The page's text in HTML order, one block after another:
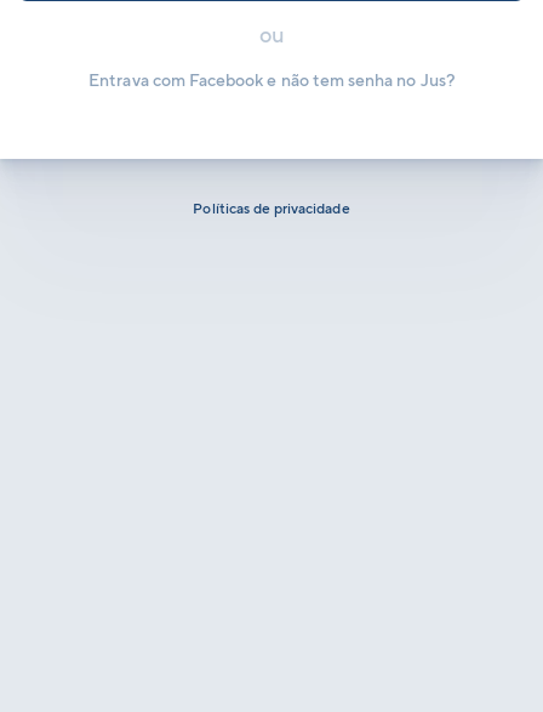
ou
Entrava com Facebook e não tem senha no Jus?
Políticas de privacidade